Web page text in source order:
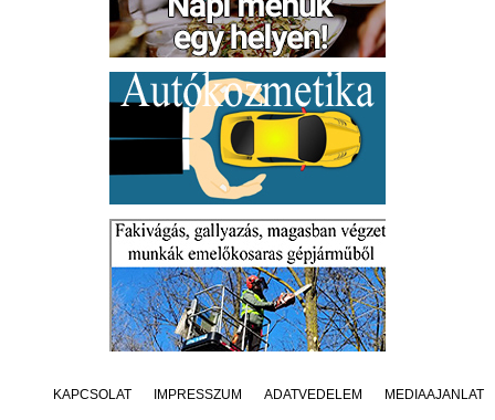
KAPCSOLAT IMPRESSZUM ADATVÉDELEM MÉDIAAJÁNLAT